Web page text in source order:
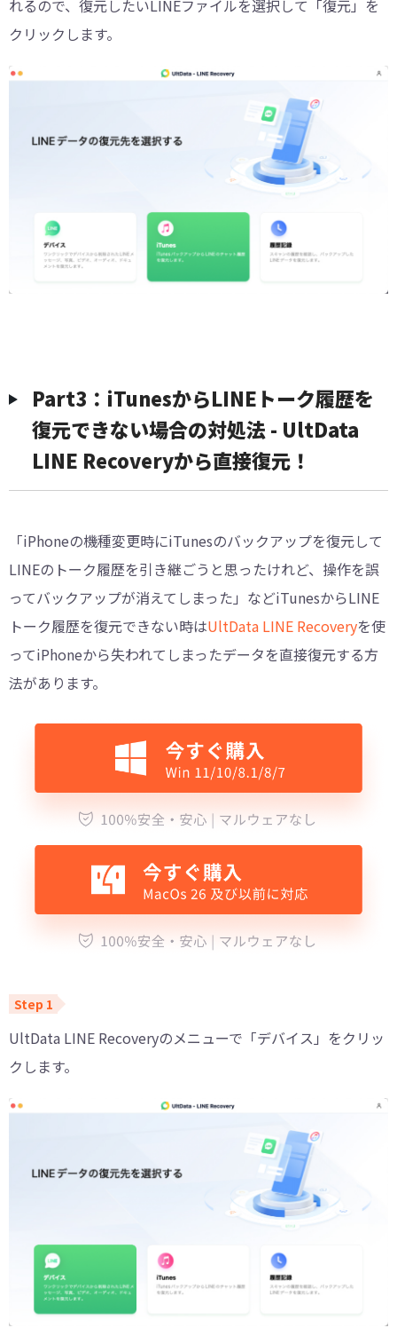
れるので、復元したいLINEファイルを選択して「復元」を
クリックします。
Part3：iTunesからLINEトーク履歴を
復元できない場合の対処法 - UltData
LINE Recoveryから直接復元！
「iPhoneの機種変更時にiTunesのバックアップを復元して
LINEのトーク履歴を引き継ごうと思ったけれど、操作を誤
ってバックアップが消えてしまった」などiTunesからLINE
トーク履歴を復元できない時はUltData LINE Recoveryを使
ってiPhoneから失われてしまったデータを直接復元する方
法があります。
UltData LINE Recoveryのメニューで「デバイス」をクリッ
クします。